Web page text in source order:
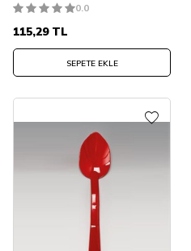
0.0
115,29TL
SEPETE EKLE